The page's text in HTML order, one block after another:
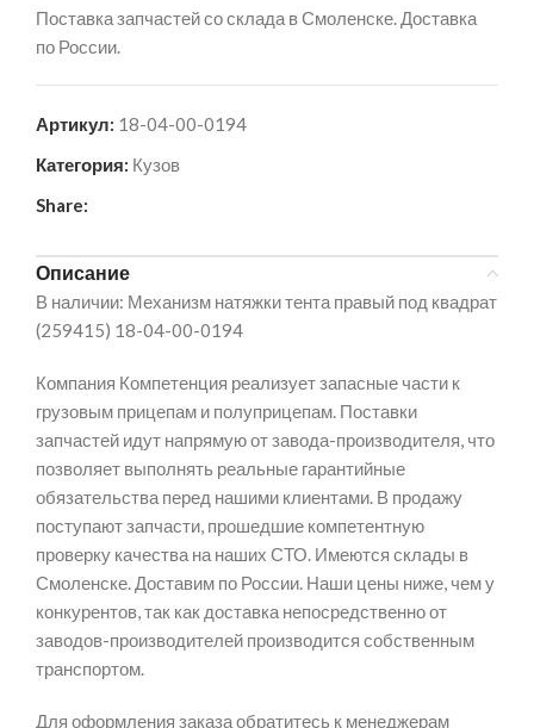
Поставка запчастей со склада в Смоленске. Доставка
по России.
Артикул: 18-04-00-0194
Категория: Кузов
Share:
Описание
В наличии: Механизм натяжки тента правый под квадрат
(259415) 18-04-00-0194
Компания Компетенция реализует запасные части к
грузовым прицепам и полуприцепам. Поставки
запчастей идут напрямую от завода-производителя, что
позволяет выполнять реальные гарантийные
обязательства перед нашими клиентами. В продажу
поступают запчасти, прошедшие компетентную
проверку качества на наших СТО. Имеются склады в
Смоленске. Доставим по России. Наши цены ниже, чем у
конкурентов, так как доставка непосредственно от
заводов-производителей производится собственным
транспортом.
Для оформления заказа обратитесь к менеджерам